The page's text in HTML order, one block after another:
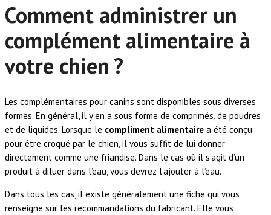
Comment administrer un
complément alimentaire à
votre chien ?
Les complémentaires pour canins sont disponibles sous diverses
formes. En général, il y en a sous forme de comprimés, de poudres
et de liquides. Lorsque le compliment alimentaire a été conçu
pour être croqué par le chien, il vous suffit de lui donner
directement comme une friandise. Dans le cas où il s’agit d’un
produit à diluer dans l’eau, vous devrez l’ajouter à l’eau.
Dans tous les cas, il existe généralement une fiche qui vous
renseigne sur les recommandations du fabricant. Elle vous